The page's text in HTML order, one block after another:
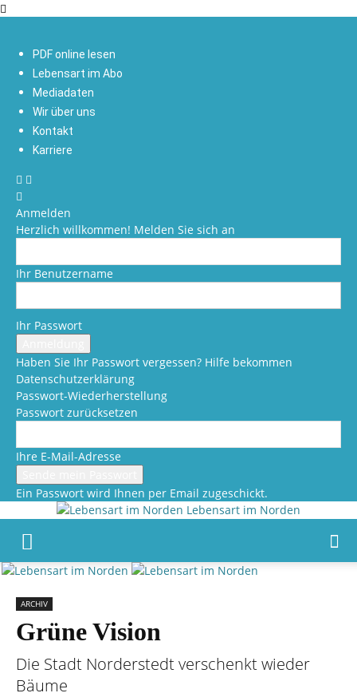
PDF online lesen
Lebensart im Abo
Mediadaten
Wir über uns
Kontakt
Karriere
Anmelden
Herzlich willkommen! Melden Sie sich an
Ihr Benutzername
Ihr Passwort
Haben Sie Ihr Passwort vergessen? Hilfe bekommen
Datenschutzerklärung
Passwort-Wiederherstellung
Passwort zurücksetzen
Ihre E-Mail-Adresse
Ein Passwort wird Ihnen per Email zugeschickt.
Lebensart im Norden
ARCHIV
Grüne Vision
Die Stadt Norderstedt verschenkt wieder
Bäume